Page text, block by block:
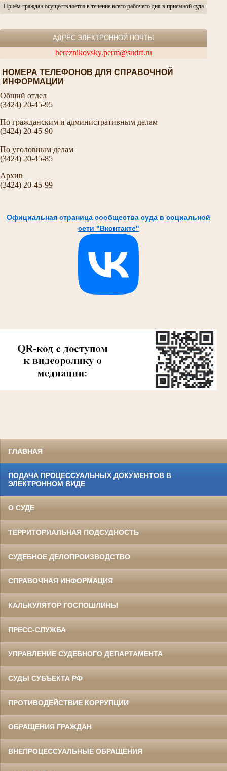
Приём граждан осуществляется в течение всего рабочего дня в приемной суда
АДРЕС ЭЛЕКТРОННОЙ ПОЧТЫ
bereznikovsky.perm@sudrf.ru
НОМЕРА ТЕЛЕФОНОВ ДЛЯ СПРАВОЧНОЙ
ИНФОРМАЦИИ
Общий отдел
(3424) 20-45-95
По гражданским и административным делам
(3424) 20-45-90
По уголовным делам
(3424) 20-45-85
Архив
(3424) 20-45-99
Официальная страница сообщества суда в социальной
сети "Вконтакте"
ГЛАВНАЯ
ПОДАЧА ПРОЦЕССУАЛЬНЫХ ДОКУМЕНТОВ В
ЭЛЕКТРОННОМ ВИДЕ
О СУДЕ
ТЕРРИТОРИАЛЬНАЯ ПОДСУДНОСТЬ
СУДЕБНОЕ ДЕЛОПРОИЗВОДСТВО
СПРАВОЧНАЯ ИНФОРМАЦИЯ
КАЛЬКУЛЯТОР ГОСПОШЛИНЫ
ПРЕСС-СЛУЖБА
УПРАВЛЕНИЕ СУДЕБНОГО ДЕПАРТАМЕНТА
СУДЫ СУБЪЕКТА РФ
ПРОТИВОДЕЙСТВИЕ КОРРУПЦИИ
ОБРАЩЕНИЯ ГРАЖДАН
ВНЕПРОЦЕССУАЛЬНЫЕ ОБРАЩЕНИЯ